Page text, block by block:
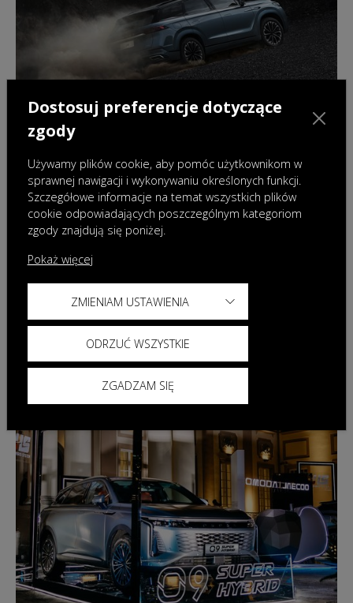
18.02.2026|Aktualności
OMODA & JAECOO Polska kontynuuje
Szczęsnym realizując nową kampanię
Dostosuj preferencje dotyczące
zgody
Używamy plików cookie, aby pomóc użytkownikom w
sprawnej nawigacji i wykonywaniu określonych funkcji.
Szczegółowe informacje na temat wszystkich plików
cookie odpowiadających poszczególnym kategoriom
zgody znajdują się poniżej.
Pokaż więcej
ZMIENIAM USTAWIENIA
ODRZUĆ WSZYSTKIE
ZGADZAM SIĘ